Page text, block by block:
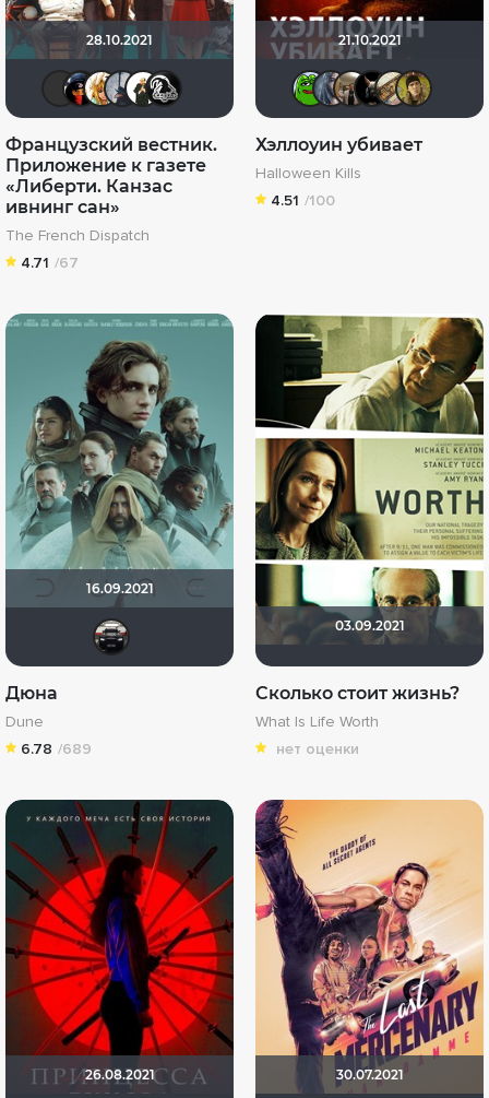
28.10.2021
kodziJester Maggot
VGAgood
Французский вестник.
Приложение к газете
«Либерти. Канзас
ивнинг сан»
The French Dispatch
4.71 /67
21.10.2021
Bad
Хэллоуин убивает
Halloween Kills
4.51 /100
16.09.2021
za_toboy_uzhe_vyehali
Дюна
Dune
6.78 /689
03.09.2021
Сколько стоит жизнь?
What Is Life Worth
нет оценки
26.08.2021 30.07.2021